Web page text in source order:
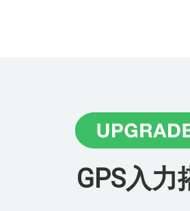
GPS入力